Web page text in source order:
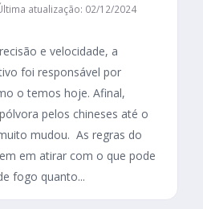
atualização: 02/12/2024
e velocidade, a
foi responsável por
o temos hoje. Afinal,
pelos chineses até o
mudou. As regras do
em atirar com o que pode
fogo quanto...